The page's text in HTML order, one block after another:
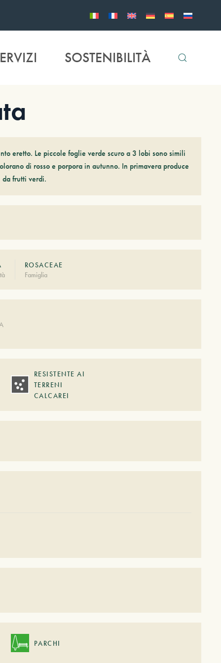
SOSTENIBILITÀ
eretto. Le piccole foglie verde scuro a 3 lobi sono simili
di rosso e porpora in autunno. In primavera produce
frutti verdi.
ROSACEAE
Famiglia
RESISTENTE AI
TERRENI
CALCAREI
PARCHI